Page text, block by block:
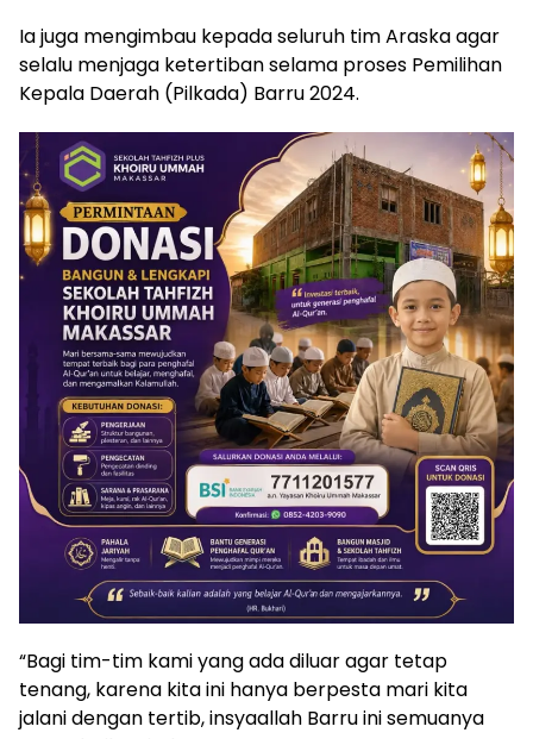
Ia juga mengimbau kepada seluruh tim Araska agar
selalu menjaga ketertiban selama proses Pemilihan
Kepala Daerah (Pilkada) Barru 2024.
“Bagi tim-tim kami yang ada diluar agar tetap
tenang, karena kita ini hanya berpesta mari kita
jalani dengan tertib, insyaallah Barru ini semuanya